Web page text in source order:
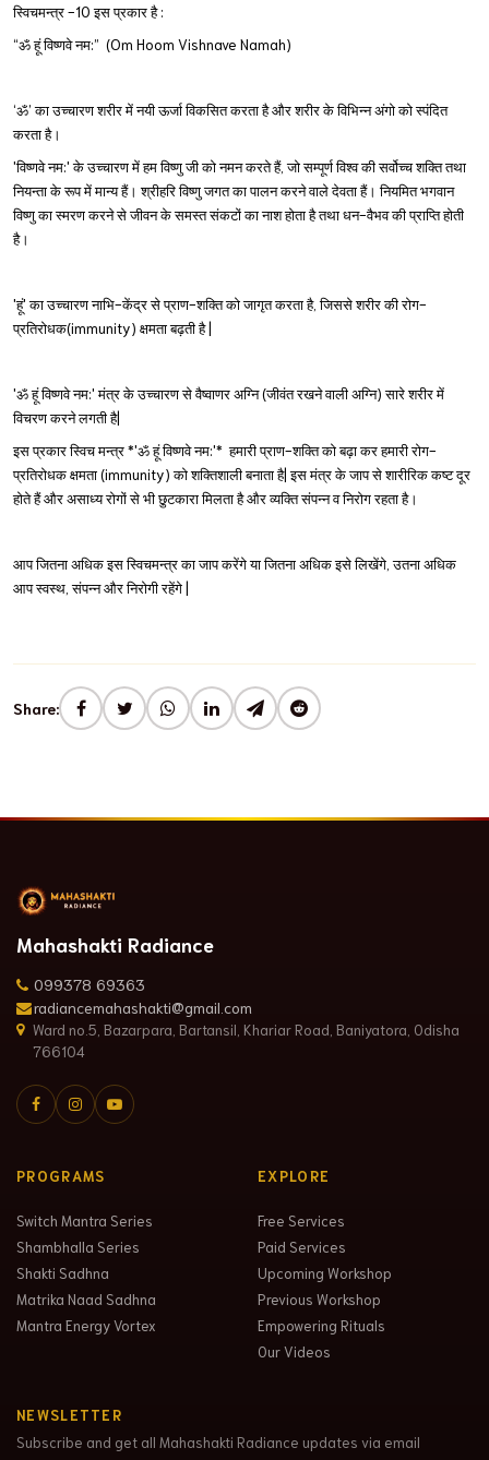
स्विचमन्त्र -10 इस प्रकार है :
“ॐ हूं विष्णवे नम:”  (Om Hoom Vishnave Namah)
‘ॐ’ का उच्चारण शरीर में नयी ऊर्जा विकसित करता है और शरीर के विभिन्न अंगो को स्पंदित
करता है।
'विष्णवे नम:' के उच्चारण में हम विष्णु जी को नमन करते हैं, जो सम्पूर्ण विश्व की सर्वोच्च शक्ति तथा
नियन्ता के रूप में मान्य हैं। श्री‍हरि विष्णु जगत का पालन करने वाले देवता हैं। नियमित भगवान
विष्णु का स्मरण करने से जीवन के समस्त संकटों का नाश होता है तथा धन-वैभव की प्राप्ति होती
है।
'हूं' का उच्चारण नाभि-केंद्र से प्राण-शक्ति को जागृत करता है, जिससे शरीर की रोग-
प्रतिरोधक(immunity) क्षमता बढ़ती है |
'ॐ हूं विष्णवे नम:' मंत्र के उच्चारण से वैष्वाणर अग्नि (जीवंत रखने वाली अग्नि) सारे शरीर में
विचरण करने लगती है|
इस प्रकार स्विच मन्त्र *'ॐ हूं विष्णवे नम:'*  हमारी प्राण-शक्ति को बढ़ा कर हमारी रोग-
प्रतिरोधक क्षमता (immunity) को शक्तिशाली बनाता है| इस मंत्र के जाप से शारीरिक कष्ट दूर
होते हैं और असाध्य रोगों से भी छु़टकारा मिलता है और व्यक्ति संपन्न व निरोग रहता है।
आप जितना अधिक इस स्विचमन्त्र का जाप करेंगे या जितना अधिक इसे लिखेंगे, उतना अधिक
आप स्वस्थ, संपन्न और निरोगी रहेंगे |
Share:
Mahashakti Radiance
099378 69363
radiancemahashakti@gmail.com
Ward no.5, Bazarpara, Bartansil, Khariar Road, Baniyatora, Odisha
766104
PROGRAMS
Switch Mantra Series
Shambhalla Series
Shakti Sadhna
Matrika Naad Sadhna
Mantra Energy Vortex
EXPLORE
Free Services
Paid Services
Upcoming Workshop
Previous Workshop
Empowering Rituals
Our Videos
NEWSLETTER
Subscribe and get all Mahashakti Radiance updates via email